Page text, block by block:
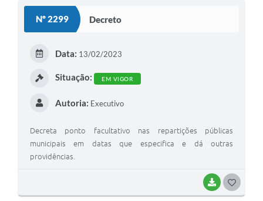
Nº 2299 Decreto
BAIXAR
Data: 13/02/2023
Situação: EM VIGOR
Autoria: Executivo
Decreta ponto facultativo nas repartições públicas
municipais em datas que especifica e dá outras
providências.